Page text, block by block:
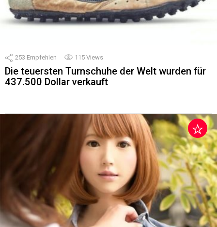
253 Empfehlen 115 Views
Die teuersten Turnschuhe der Welt wurden für
437.500 Dollar verkauft